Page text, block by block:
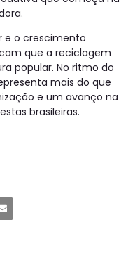
e o crescimento
que a reciclagem
popular. No ritmo do
mais do que
e um avanço na
brasileiras.